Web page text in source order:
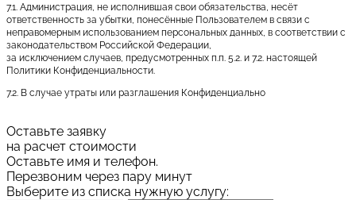
7.1. Администрация, не исполнившая свои обязательства, несёт
ответственность за убытки, понесённые Пользователем в связи с
неправомерным использованием персональных данных, в соответствии с
законодательством Российской Федерации,
за исключением случаев, предусмотренных п.п. 5.2. и 7.2. настоящей
Политики Конфиденциальности.
7.2. В случае утраты или разглашения Конфиденциально
Оставьте заявку
на расчет стоимости
Оставьте имя и телефон.
Перезвоним через пару минут
Выберите из списка нужную услугу: